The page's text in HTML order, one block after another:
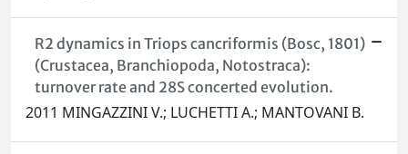
R2 dynamics in Triops cancriformis (Bosc, 1801)
(Crustacea, Branchiopoda, Notostraca):
turnover rate and 28S concerted evolution.
2011 MINGAZZINI V.; LUCHETTI A.; MANTOVANI B.